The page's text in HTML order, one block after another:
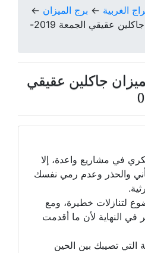
الغربية ← برج الميزان ←
حظك اليوم برج الميزان جاكلين عقيقي الجمعة 2019-
جاكلين عقيقي
في مشاريع واعدة، إلا
والحذر وعدم رمي نفسك
لتنازلات خطيرة، ومع
في النهاية لأن ما أقدمت
التي تصيبك بين الحين